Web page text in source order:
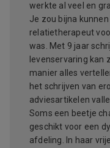
werkte al veel en
Je zou bijna
relatietherapeut
was. Met 9 jaar
levenservaring kan
manier alles
het schrijven van
adviesartikelen
Soms een beetje
geschikt voor een
afdeling. In haar